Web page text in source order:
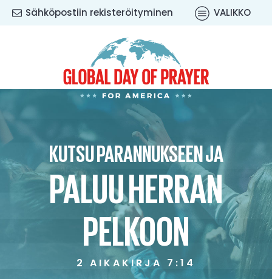
Sähköpostiin rekisteröityminen VALIKKO
KUTSU PARANNUKSEEN JA
PALUU HERRAN
PELKOON
2 AIKAKIRJA 7:14